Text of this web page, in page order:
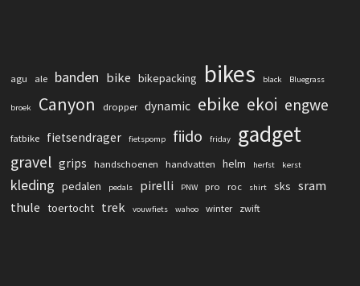
agu ale banden bike bikepacking bikes black Bluegrass
broek Canyon dropper dynamic ebike ekoi engwe
fatbike fietsendrager fietspomp fiido friday gadget
gravel grips handschoenen handvatten helm herfst kerst
kleding pedalen pedals pirelli PNW pro roc shirt sks sram
thule toertocht trek vouwfiets wahoo winter zwift